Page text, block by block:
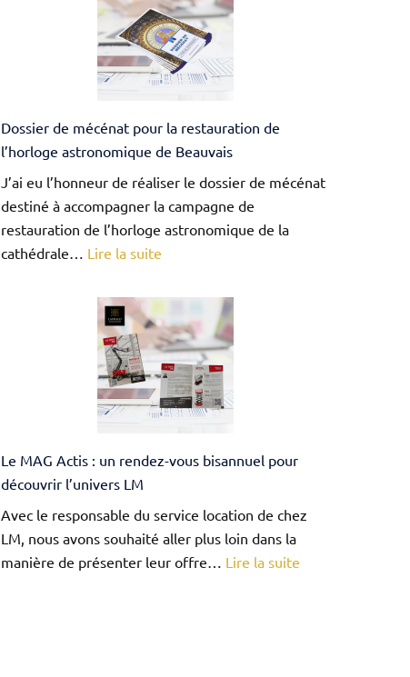
plaquette
commerciale
concession
Manitou
en
Île-
de-
France
Dossier de mécénat pour la restauration de
l’horloge astronomique de Beauvais
J’ai eu l’honneur de réaliser le dossier de mécénat
destiné à accompagner la campagne de
restauration de l’horloge astronomique de la
cathédrale… Lire la suite:
de
mécénat
pour
la
restauration
de
astronomique
Beauvais
Le MAG Actis : un rendez-vous bisannuel pour
découvrir l’univers LM
Avec le responsable du service location de chez
LM, nous avons souhaité aller plus loin dans la
manière de présenter leur offre… Lire la suite: